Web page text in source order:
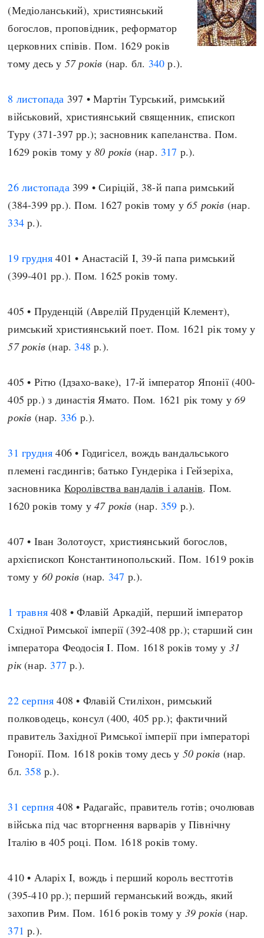
(Медіоланський), християнський
богослов, проповідник, реформатор
церковних співів. Пом. 1629 років
тому десь у 57 років (нар. бл. 340 р.).
8 листопада 397 • Мартін Турський, римський
військовий, християнський священник, єпископ
Туру (371-397 рр.); засновник капеланства. Пом.
1629 років тому у80 років (нар. 317 р.).
26 листопада399 • Сиріцій, 38-й папа римський
(384-399 рр.). Пом. 1627 років тому у65 років (нар.
334 р.).
19 грудня 401 • Анастасій I, 39-й папа римський
(399-401 рр.). Пом. 1625 років тому.
405 • Пруденцій (Аврелій Пруденцій Клемент),
римський християнський поет. Пом. 1621 рік тому у
57 років (нар. 348 р.).
405 • Рітю (Ідзахо-ваке), 17-й імператор Японії (400-
405 рр.) з династія Ямато. Пом. 1621 рік тому у69
років (нар. 336 р.).
31 грудня 406 • Годигісел, вождь вандальського
племені гасдингів; батько Гундеріка і Гейзеріха,
засновника Королівства вандалів і аланів. Пом.
1620 років тому у47 років (нар. 359 р.).
407 • Іван Золотоуст, християнський богослов,
архієпископ Константинопольский. Пом. 1619 років
тому у 60 років (нар. 347 р.).
1 травня 408 • Флавій Аркадій, перший імператор
Східної Римської імперії (392-408 рр.); старший син
імператора Феодосія I. Пом. 1618 років тому у 31
рік(нар. 377 р.).
22 серпня 408 • Флавій Стиліхон, римський
полководець, консул (400, 405 рр.); фактичний
правитель Західної Римської імперії при імператорі
Гонорії. Пом. 1618 років тому десь у 50 років (нар.
бл. 358 р.).
31 серпня 408 • Радагайс, правитель готів; очолював
війська під час вторгнення варварів у Північну
Італію в 405 році. Пом. 1618 років тому.
410 • Аларіх I, вождь і перший король вестготів
(395-410 рр.); перший германський вождь, який
захопив Рим. Пом. 1616 років тому у 39 років (нар.
371 р.).